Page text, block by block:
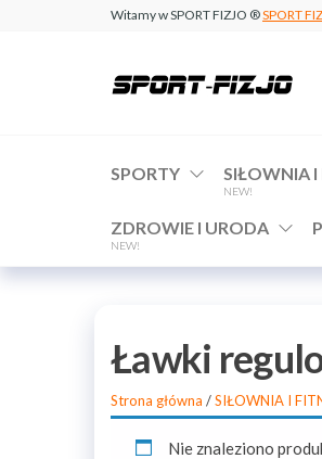
Witamy w SPORT FIZJO ®SPORT
SPORTY SIŁOWNIA I
NEW!
ZDROWIE I URODA
NEW!
Ławki
Strona główna /SIŁOWNIA I
Nie znaleziono